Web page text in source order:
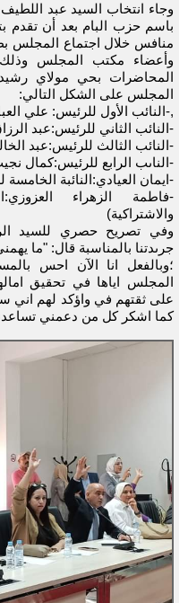
وجاء انتخاب السيد عبد
باسم حزب البام بعد أن تقدم
منافس خلال اجتماع المجلس
المحاضرات بحي مولاي
المجلس على الشكل التالي:
,-النائب الأول للرئيس: علي
-النائب الثاني للرئيس:عبد
-النائب الثالث للرئيس:عبد
-الناىب الرابع للرئيس:كمال
-ايمان العيادي:النائبة الخامسة
-فاطمة الزهراء
والاشتراكية)
وفي تصريح حصري للسيد
جرىدتنا بالمناسبة قال: "ما
؛وبالفعل انا الآن احس
المجلس اياها في تحقيق
على ثقتهم في واؤكد لهم
كما اشكر كل من دعمني